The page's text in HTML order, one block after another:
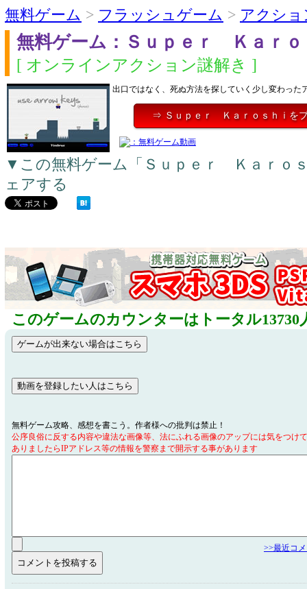
無料ゲーム > フラッシュゲーム > アクショ
無料ゲーム：Ｓｕｐｅｒ Ｋａｒｏ
[ オンラインアクション謎解き ]
出口ではなく、死ぬ方法を探していく少し変わった
⇒ Ｓｕｐｅｒ Ｋａｒｏｓｈｉを
▼この無料ゲーム「Ｓｕｐｅｒ Ｋａｒｏ
ェアする
このゲームのカウンターはトータル13730
無料ゲーム攻略、感想を書こう。作者様への批判は禁止！
公序良俗に反する内容や違法な画像等、法にふれる画像のアップには気をつけ
ありましたらIPアドレス等の情報を警察まで開示する事があります
>>最近コ